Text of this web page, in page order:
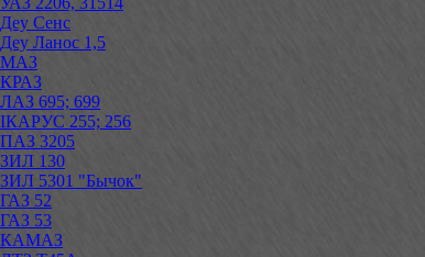
Деу Сенс
Деу Ланос 1,5
МАЗ
КРАЗ
ЛАЗ 695; 699
ІКАРУС 255; 256
ПАЗ 3205
ЗИЛ 130
ЗИЛ 5301 "Бычок"
ГАЗ 52
ГАЗ 53
КАМАЗ